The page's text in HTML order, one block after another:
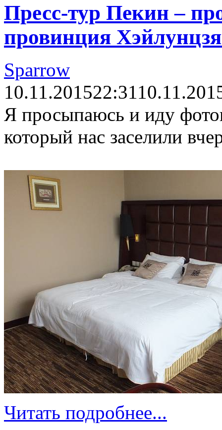
Пресс-тур Пекин –
провинция
Sparrow
10.11.201522:31
Я просыпаюсь и иду
который нас заселили
Читать подробнее...